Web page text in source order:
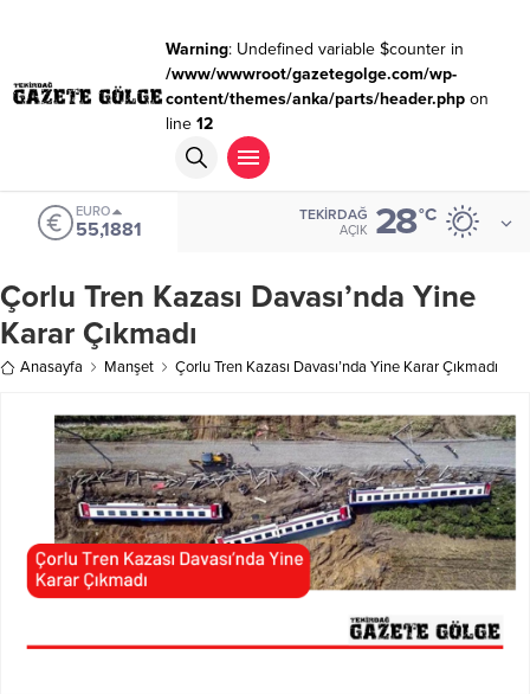
Warning: Undefined variable $counter in
/www/wwwroot/gazetegolge.com/wp-
content/themes/anka/parts/header.phpon
line 12
EURO
55,1881
TEKIRDAĞ
AÇIK 28°C
Çorlu Tren Kazası Davası’nda Yine
Karar Çıkmadı
Anasayfa Manşet Çorlu Tren Kazası Davası’nda Yine Karar Çıkmadı